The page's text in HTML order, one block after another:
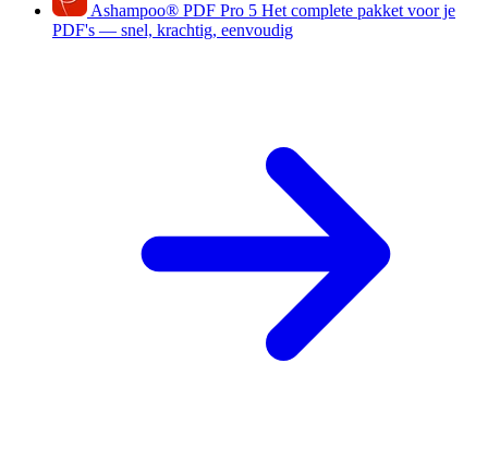
Ashampoo® PDF Pro 5 Het complete pakket voor je
PDF's — snel, krachtig, eenvoudig